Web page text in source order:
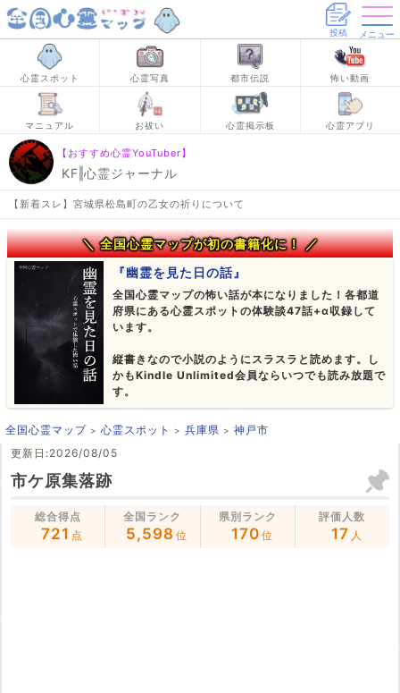
投稿 メニュー
心霊スポット 心霊写真 都市伝説 怖い動画
マニュアル お祓い 心霊掲示板 心霊アプリ
【おすすめ心霊YouTuber】
KF‖心霊ジャーナル
【新着スレ】宮城県松島町の乙女の祈りについて
＼ 全国心霊マップが初の書籍化に！ ／
『幽霊を見た日の話』
全国心霊マップの怖い話が本になりました！各都道
府県にある心霊スポットの体験談47話+α収録して
います。
縦書きなので小説のようにスラスラと読めます。し
かもKindle Unlimited会員ならいつでも読み放題で
す。
全国心霊マップ 心霊スポット 兵庫県
神戸市
更新日:2026/08/05
市ケ原集落跡
総合得点
721 点
全国ランク
5,598 位
県別ランク
170 位
評価人数
17 人